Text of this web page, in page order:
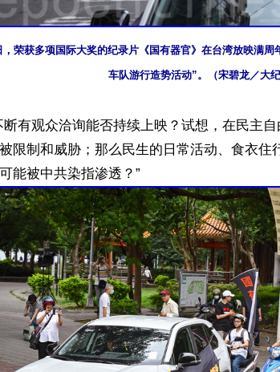
，荣获多项国际大奖的纪录片《国有器官》在台湾放映满
车队游行造势活动”。（宋碧龙／大纪
断有观众洽询能否持续上映？试想，在民主
限制和威胁；那么民生的日常活动、食衣住